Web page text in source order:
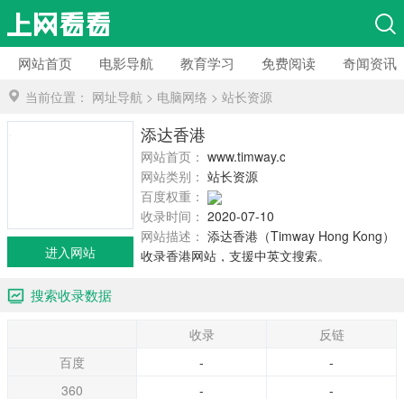
网站首页 电影导航 教育学习 免费阅读 奇闻资讯
当前位置： 网址导航 > 电脑网络 > 站长资源
添达香港
网站首页： www.timway.com
网站类别： 站长资源
百度权重：
收录时间： 2020-07-10
网站描述： 添达香港（Timway Hong Kong）
收录香港网站，支援中英文搜索。
进入网站
搜索收录数据
收录
反链
百度
-
-
360
-
-